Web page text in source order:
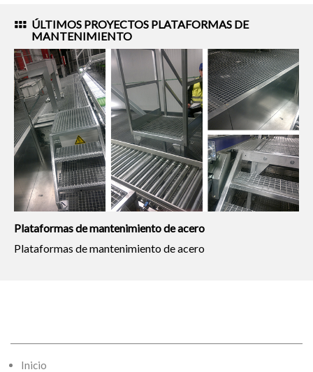
ÚLTIMOS PROYECTOS PLATAFORMAS DE
MANTENIMIENTO
Plataformas de mantenimiento de acero
Plataformas de mantenimiento de acero
Inicio